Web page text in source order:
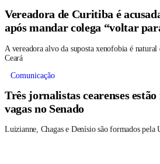
Vereadora de Curitiba é
após mandar colega “voltar
A vereadora alvo da suposta xenofobia é natural
Ceará
Comunicação
Três jornalistas cearenses
vagas no Senado
Luizianne, Chagas e Denísio são formados pela